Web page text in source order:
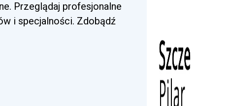
Przeglądaj profesjonalne
i specjalności. Zdobądź